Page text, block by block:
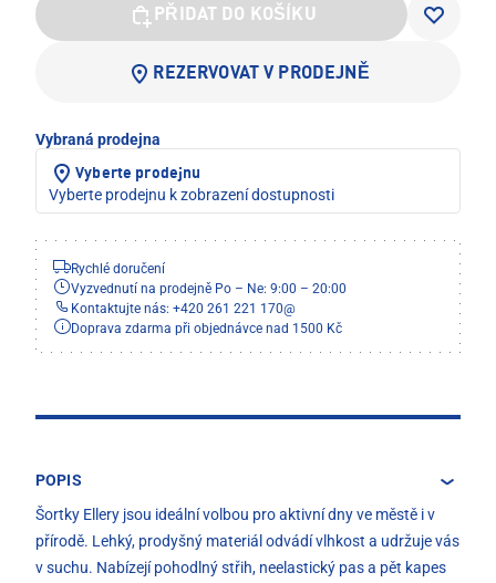
PŘIDAT DO KOŠÍKU
REZERVOVAT V PRODEJNĚ
Vybraná prodejna
Vyberte prodejnu
Vyberte prodejnu k zobrazení dostupnosti
Rychlé doručení
Vyzvednutí na prodejně Po – Ne: 9:00 – 20:00
Kontaktujte nás: +420 261 221 170@
Doprava zdarma při objednávce nad 1500 Kč
POPIS
Šortky Ellery jsou ideální volbou pro aktivní dny ve městě i v
přírodě. Lehký, prodyšný materiál odvádí vlhkost a udržuje vás
v suchu. Nabízejí pohodlný střih, neelastický pas a pět kapes